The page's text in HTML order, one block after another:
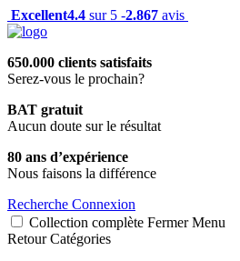
Excellent4.4 sur 5 -2.867 avis
650.000 clients satisfaits
Serez-vous le prochain?
BAT gratuit
Aucun doute sur le résultat
80 ans d’expérience
Nous faisons la différence
Recherche Connexion
Collection complète Fermer Menu
Retour Catégories